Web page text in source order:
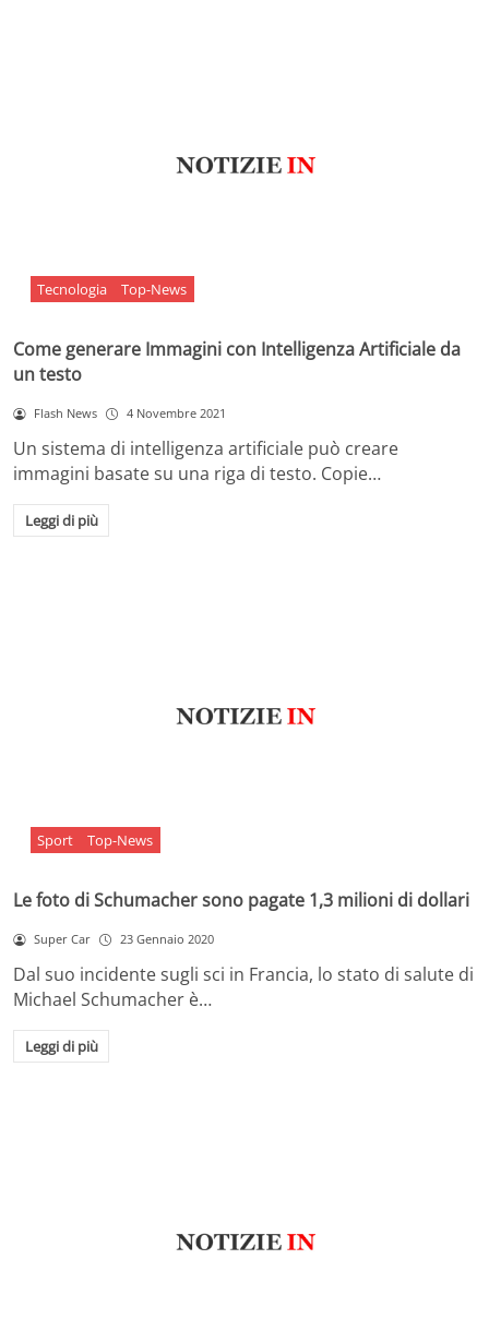
Tecnologia Top-News
Come generare Immagini con Intelligenza Artificiale da
un testo
Flash News 4 Novembre 2021
Un sistema di intelligenza artificiale può creare
immagini basate su una riga di testo. Copie…
Leggi di più
Sport Top-News
Le foto di Schumacher sono pagate 1,3 milioni di dollari
Super Car 23 Gennaio 2020
Dal suo incidente sugli sci in Francia, lo stato di salute di
Michael Schumacher è…
Leggi di più